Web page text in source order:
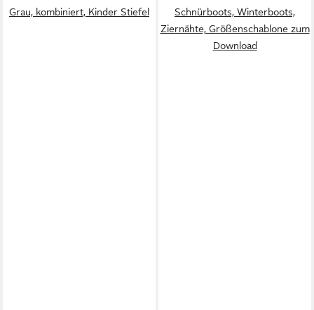
Grau, kombiniert, Kinder Stiefel
Schnürboots, Winterboots,
Ziernähte, Größenschablone zum
Download